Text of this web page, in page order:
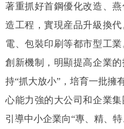
著重抓好首鋼優化改造、
造工程，實現産品升級換
電、包裝印刷等都市型工
創新機制，明顯提高企業
持“抓大放小”，培育一批擁
心能力強的大公司和企業
引導中小企業向“專、精、